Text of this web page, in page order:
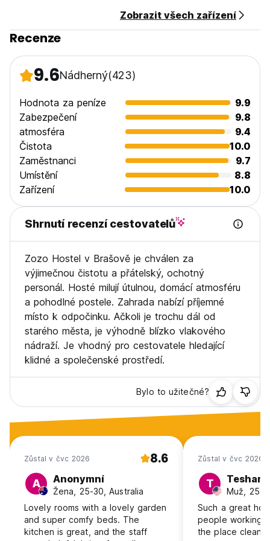
Vhodné pro děti.
from original language)
Zobrazit všech zařízení
Recenze
9.6Nádherný(423)
Hodnota za peníze
9.9
Zabezpečení
9.8
atmosféra
9.4
Čistota
10.0
Zaměstnanci
9.7
Umístění
8.8
Zařízení
10.0
Shrnutí recenzí cestovatelů
Zozo Hostel v Brašově je chválen za
výjimečnou čistotu a přátelský, ochotný
personál. Hosté milují útulnou, domácí atmosféru
a pohodlné postele. Zahrada nabízí příjemné
místo k odpočinku. Ačkoli je trochu dál od
starého města, je výhodně blízko vlakového
nádraží. Je vhodný pro cestovatele hledající
klidné a společenské prostředí.
Bylo to užitečné?
Zůstal v čvc 2026 8.6
A Anonymní
Žena, 25-30, Australia
Lovely rooms with a lovely garden
and super comfy beds. The
kitchen is great, and the staff
Zůstal v čvc 2026
T Teshan
Muž, 25-
Such a great
people working
the place clean.